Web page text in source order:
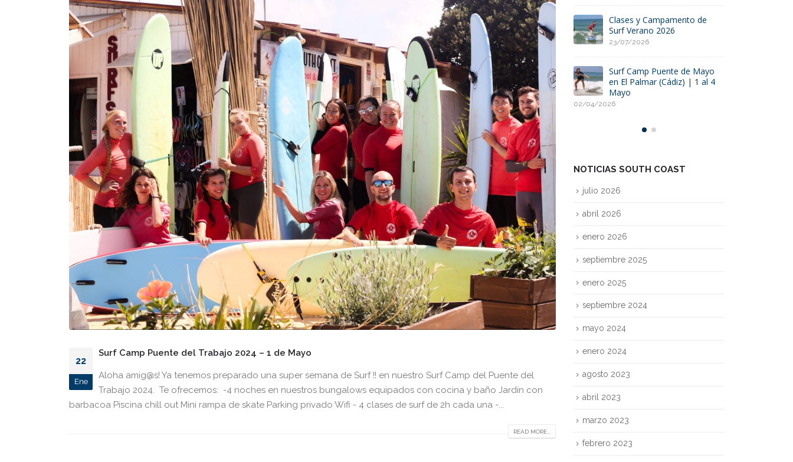
22
Ene
Surf Camp Puente del Trabajo 2024 – 1 de Mayo
Aloha amig@s! Ya tenemos preparado una super semana de Surf !! en nuestro Surf Camp del Puente del
Trabajo 2024. Te ofrecemos: -4 noches en nuestros bungalows equipados con cocina y baño Jardín con
barbacoa Piscina chill out Mini rampa de skate Parking privado Wifi - 4 clases de surf de 2h cada una -...
READ MORE...
Clases y Campamento de
Surf Verano 2026
23/07/2026
Surf Camp Puente de Mayo
en El Palmar (Cádiz) | 1 al 4
Mayo
Octubre en El Palmar:
Aprende a surfear en el
Puente del Pilar de 2025
01/09/2025
Surfea con nosotros en el
campamento del Puente de
Mayo este 2025
24/01/2025
Clases y Campamento de
Surf Verano 2026
23/07/2026
Surf Camp Puente de Mayo
en El Palmar (Cádiz) | 1 al 4
Mayo
02/04/2026
Surfcamp del 10 al 13 de
Octubre en El Palmar:
Aprende a surfear en el
Surfea con nosotros en el
campamento del Puente de
NOTICIAS SOUTH COAST
julio 2026
abril 2026
enero 2026
septiembre 2025
enero 2025
septiembre 2024
mayo 2024
enero 2024
agosto 2023
abril 2023
marzo 2023